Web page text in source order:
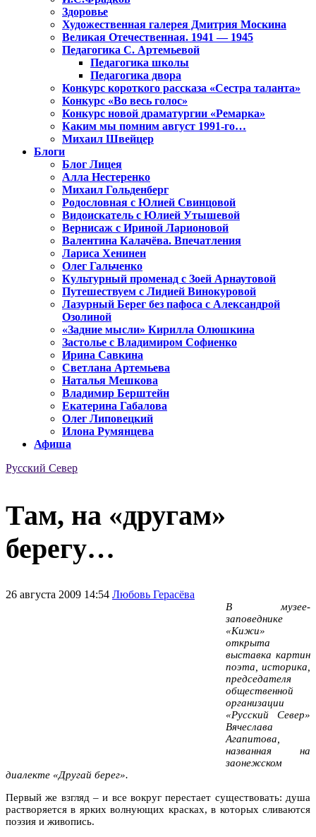
Здоровье
Художественная галерея Дмитрия Москина
Великая Отечественная. 1941 — 1945
Педагогика С. Артемьевой
Педагогика школы
Педагогика двора
Конкурс короткого рассказа «Сестра таланта»
Конкурс «Во весь голос»
Конкурс новой драматургии «Ремарка»
Каким мы помним август 1991-го…
Михаил Швейцер
Блоги
Блог Лицея
Алла Нестеренко
Михаил Гольденберг
Родословная с Юлией Свинцовой
Видоискатель с Юлией Утышевой
Вернисаж с Ириной Ларионовой
Валентина Калачёва. Впечатления
Лариса Хенинен
Олег Гальченко
Культурный променад с Зоей Арнаутовой
Путешествуем с Лидией Винокуровой
Лазурный Берег без пафоса с Александрой
Озолиной
«Задние мысли» Кирилла Олюшкина
Застолье с Владимиром Софиенко
Ирина Савкина
Светлана Артемьева
Наталья Мешкова
Владимир Берштейн
Екатерина Габалова
Олег Липовецкий
Илона Румянцева
Афиша
Русский Север
Там, на «другам»
берегу…
26 августа 2009 14:54 Любовь Герасёва
В музее-
заповеднике
«Кижи»
открыта
выставка картин
поэта, историка,
председателя
общественной
организации
«Русский Север»
Вячеслава
Агапитова,
названная на
заонежском
диалекте «Другай берег».
Первый же взгляд – и все вокруг перестает существовать: душа
растворяется в ярких волнующих красках, в которых сливаются
поэзия и живопись.